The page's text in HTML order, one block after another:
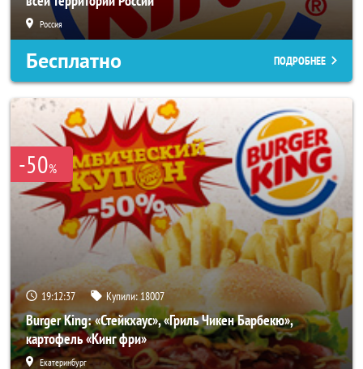
Россия
Бесплатно ПОДРОБНЕЕ
-50%
19:12:33 Купили:18007
Burger King: «Стейкхаус», «Гриль Чикен Барбекю»,
картофель «Кинг фри»
Екатеринбург